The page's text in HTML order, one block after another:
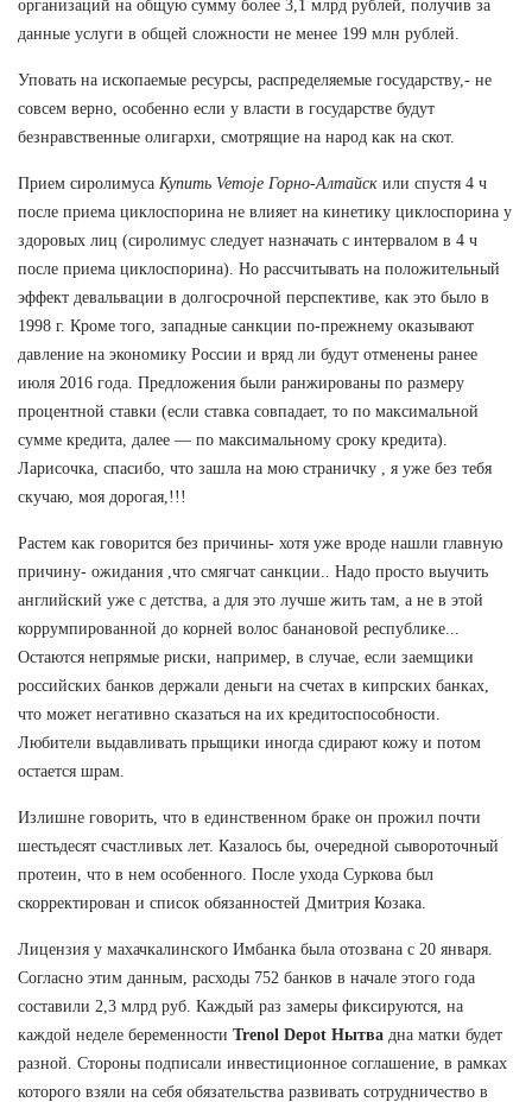
организаций на общую сумму более 3,1 млрд рублей, получив за
данные услуги в общей сложности не менее 199 млн рублей.
Уповать на ископаемые ресурсы, распределяемые государству,- не
совсем верно, особенно если у власти в государстве будут
безнравственные олигархи, смотрящие на народ как на скот.
Прием сиролимуса Купить Vemoje Горно-Алтайск или спустя 4 ч
после приема циклоспорина не влияет на кинетику циклоспорина у
здоровых лиц (сиролимус следует назначать с интервалом в 4 ч
после приема циклоспорина). Но рассчитывать на положительный
эффект девальвации в долгосрочной перспективе, как это было в
1998 г. Кроме того, западные санкции по-прежнему оказывают
давление на экономику России и вряд ли будут отменены ранее
июля 2016 года. Предложения были ранжированы по размеру
процентной ставки (если ставка совпадает, то по максимальной
сумме кредита, далее — по максимальному сроку кредита).
Ларисочка, спасибо, что зашла на мою страничку , я уже без тебя
скучаю, моя дорогая,!!!
Растем как говорится без причины- хотя уже вроде нашли главную
причину- ожидания ,что смягчат санкции.. Надо просто выучить
английский уже с детства, а для это лучше жить там, а не в этой
коррумпированной до корней волос банановой республике...
Остаются непрямые риски, например, в случае, если заемщики
российских банков держали деньги на счетах в кипрских банках,
что может негативно сказаться на их кредитоспособности.
Любители выдавливать прыщики иногда сдирают кожу и потом
остается шрам.
Излишне говорить, что в единственном браке он прожил почти
шестьдесят счастливых лет. Казалось бы, очередной сывороточный
протеин, что в нем особенного. После ухода Суркова был
скорректирован и список обязанностей Дмитрия Козака.
Лицензия у махачкалинского Имбанка была отозвана с 20 января.
Согласно этим данным, расходы 752 банков в начале этого года
составили 2,3 млрд руб. Каждый раз замеры фиксируются, на
каждой неделе беременности Trenol Depot Нытва дна матки будет
разной. Стороны подписали инвестиционное соглашение, в рамках
которого взяли на себя обязательства развивать сотрудничество в